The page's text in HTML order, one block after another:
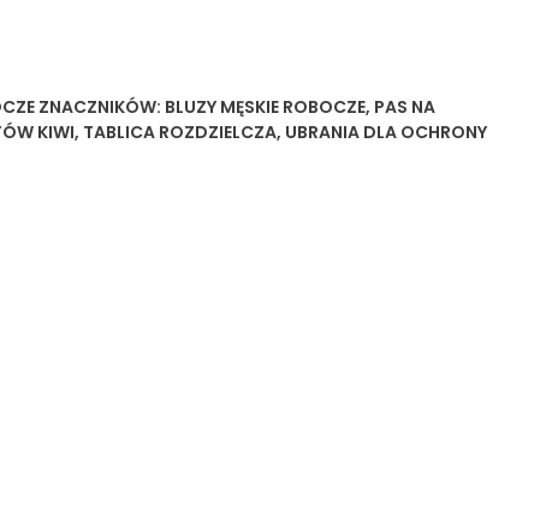
ZNACZNIKÓW: BLUZY MĘSKIE ROBOCZE, PAS NA
KIWI, TABLICA ROZDZIELCZA, UBRANIA DLA OCHRONY